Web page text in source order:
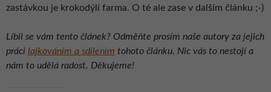
zastávkou je krokodýlí farma. O té ale zase v dalším článku ;-)
Líbil se vám tento článek? Odměňte prosím naše autory za jejich
práci lajkováním a sdílením tohoto článku. Nic vás to nestojí a
nám to udělá radost. Děkujeme!